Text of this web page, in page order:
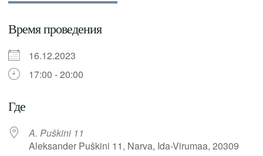
Время проведения
16.12.2023
17:00 - 20:00
Где
A. Puškini 11
Aleksander Puškini 11, Narva, Ida-Virumaa, 20309